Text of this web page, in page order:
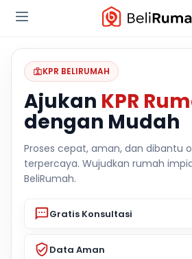
KPR BELIRUMAH
Ajukan KPR
dengan Mudah
Proses cepat, aman, dan dibantu
terpercaya. Wujudkan rumah
BeliRumah.
Gratis Konsultasi
Data Aman